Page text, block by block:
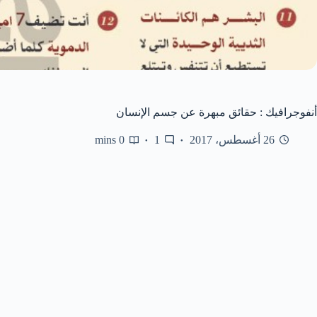
أنفوجرافيك : حقائق مبهرة عن جسم الإنسان
26 أغسطس، 2017 1
0 mins